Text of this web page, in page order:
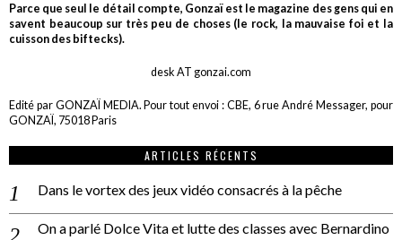
Parce que seul le détail compte, Gonzaï est le magazine des gens qui en
savent beaucoup sur très peu de choses (le rock, la mauvaise foi et la
cuisson des biftecks).
desk AT gonzai.com
Edité par GONZAÏ MEDIA. Pour tout envoi : CBE, 6 rue André Messager, pour
GONZAÏ, 75018 Paris
ARTICLES RÉCENTS
Dans le vortex des jeux vidéo consacrés à la pêche
On a parlé Dolce Vita et lutte des classes avec Bernardino